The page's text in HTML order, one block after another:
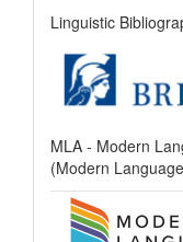
Linguistic
MLA - Modern
(Modern